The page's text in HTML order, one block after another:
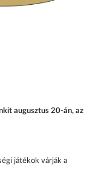
augusztus 20-án, az
játékok várják a